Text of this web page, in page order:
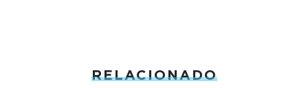
RELACIONADO